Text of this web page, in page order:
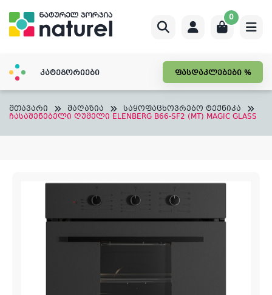
content
0
კატეგორიები ფასდაკლებები %
მთავარი მაღაზია საყოფაცხოვრებო ტექნიკა
ჩასაშენებელი ღუმელი ELENBERG B66-SF2 (MT) MAGIC GLASS